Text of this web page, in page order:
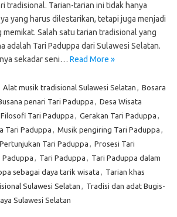
tradisional. Tarian-tarian ini tidak hanya
yang harus dilestarikan, tetapi juga menjadi
memikat. Salah satu tarian tradisional yang
adalah Tari Paduppa dari Sulawesi Selatan.
sekadar seni… Read More »
Alat musik tradisional Sulawesi Selatan , Bosara
penari Tari Paduppa , Desa Wisata
Filosofi Tari Paduppa , Gerakan Tari Paduppa ,
Tari Paduppa , Musik pengiring Tari Paduppa ,
Pertunjukan Tari Paduppa , Prosesi Tari
Paduppa , Tari Paduppa , Tari Paduppa dalam
sebagai daya tarik wisata , Tarian khas
Sulawesi Selatan , Tradisi dan adat Bugis-
Sulawesi Selatan